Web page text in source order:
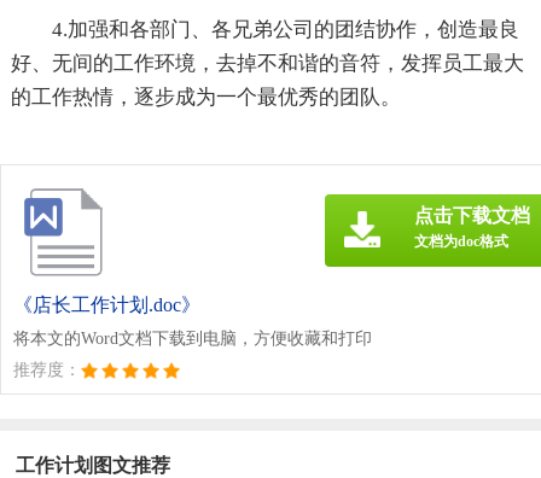
4.加强和各部门、各兄弟公司的团结协作，创造最良
好、无间的工作环境，去掉不和谐的音符，发挥员工最大
的工作热情，逐步成为一个最优秀的团队。
《店长工作计划.doc》
将本文的Word文档下载到电脑，方便收藏和打印
推荐度：
点击下载文档
文档为doc格式
工作计划图文推荐